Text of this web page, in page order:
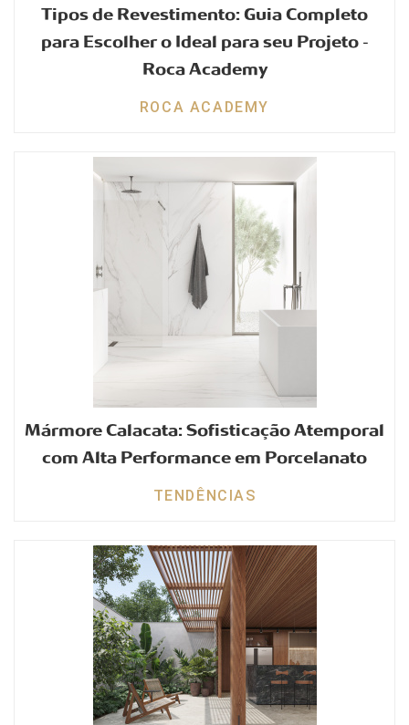
Tipos de Revestimento: Guia Completo
para Escolher o Ideal para seu Projeto -
Roca Academy
ROCA ACADEMY
Mármore Calacata: Sofisticação Atemporal
com Alta Performance em Porcelanato
TENDÊNCIAS